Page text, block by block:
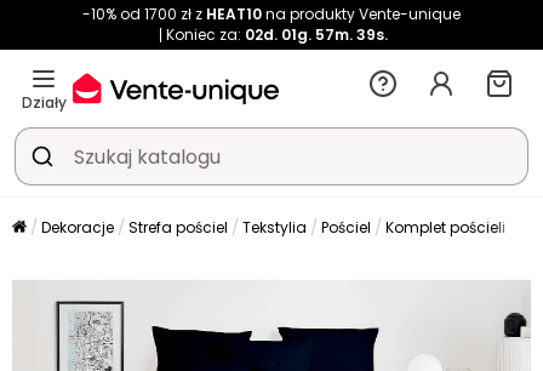
-10% od 1700 zł z HEAT10na produkty Vente-unique
Koniec za: 02d. 01g. 57m.37s.
Działy
Dekoracje Strefa pościel Tekstylia Pościel Komplet pościeli